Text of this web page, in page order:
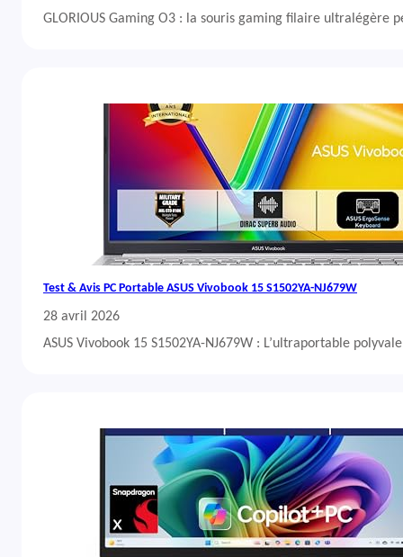
GLORIOUS Gaming O3 : la souris gaming filaire ultralégère
Test & Avis PC Portable ASUS Vivobook 15 S1502YA-NJ679W
28 avril 2026
ASUS Vivobook 15 S1502YA-NJ679W : L’ultraportable